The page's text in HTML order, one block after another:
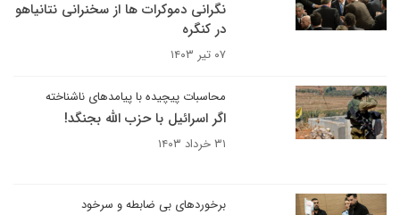
نگرانی دموکرات ها از سخنرانی نتانیاهو
در کنگره
۰۷ تیر ۱۴۰۳
محاسبات پیچیده با پیامدهای ناشناخته
اگر اسرائیل با حزب الله بجنگد!
۳۱ خرداد ۱۴۰۳
برخوردهای بی ضابطه و سرخود